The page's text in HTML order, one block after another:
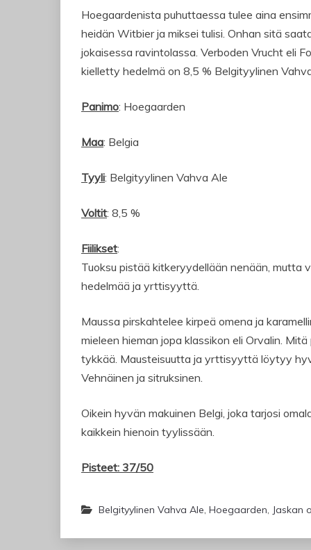
Hoegaardenista puhuttaessa tulee aina
heidän Witbier ja miksei tulisi. Onhan sitä
jokaisessa ravintolassa. Verboden Vrucht eli
kielletty hedelmä on 8,5 % Belgityylinen
Panimo: Hoegaarden
Maa: Belgia
Tyyli: Belgityylinen Vahva Ale
Voltit: 8,5 %
Fiilikset:
Tuoksu pistää kitkeryydellään nenään, mutta
hedelmää ja yrttisyyttä.
Maussa pirskahtelee kirpeä omena ja
mieleen hieman jopa klassikon eli Orvalin.
tykkää. Mausteisuutta ja yrttisyyttä löytyy
Vehnäinen ja sitruksinen.
Oikein hyvän makuinen Belgi, joka tarjosi
kaikkein hienoin tyylissään.
Pisteet: 37/50
Belgityylinen Vahva Ale, Hoegaarden, Jaskan